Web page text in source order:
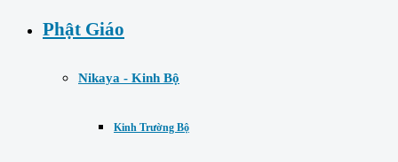
Phật Giáo
Nikaya - Kinh Bộ
Kinh Trường Bộ